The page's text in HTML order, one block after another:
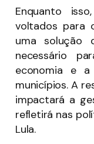
Enquanto
voltados para
uma solução
necessário
economia e a
municípios. A
impactará a
refletirá nas
Lula.